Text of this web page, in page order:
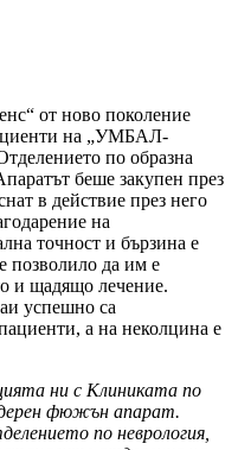
от ново поколение
на „УМБАЛ-
по образна
беше закупен през
в действие през него
на
точност и бързина е
позволило да им е
и щадящо лечение.
успешно са
а на неколцина е
ни с Клиниката по
фюжън апарат.
по неврология,